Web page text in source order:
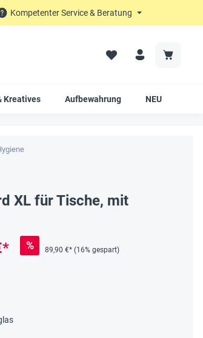
Kompetenter Service & Beratung
Kreatives Aufbewahrung NEU
XL für Tische, mit
% 89,90 €* (16% gespart)